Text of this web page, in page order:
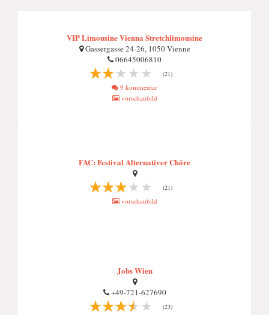
VIP Limousine Vienna Stretchlimousine
Gassergasse 24-26, 1050 Vienne
06645006810
(21)
9 kommentar
vorschaubild
FAC: Festival Alternativer Chöre
(21)
vorschaubild
Jobs Wien
+49-721-627690
(23)